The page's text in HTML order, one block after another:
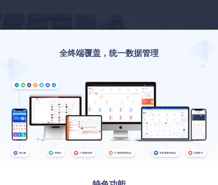
全终端覆盖，统一数据管理